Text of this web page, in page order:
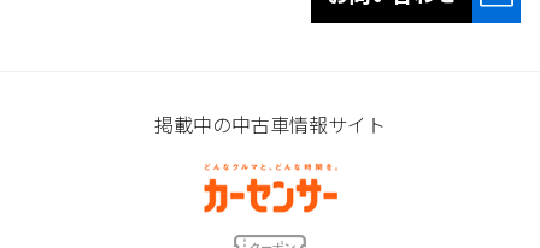
掲載中の中古車情報サイト